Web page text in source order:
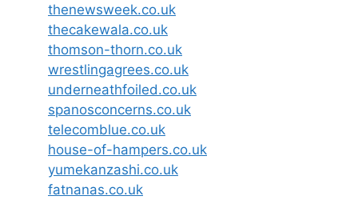
thenewsweek.co.uk
thecakewala.co.uk
thomson-thorn.co.uk
wrestlingagrees.co.uk
underneathfoiled.co.uk
spanosconcerns.co.uk
telecomblue.co.uk
house-of-hampers.co.uk
yumekanzashi.co.uk
fatnanas.co.uk